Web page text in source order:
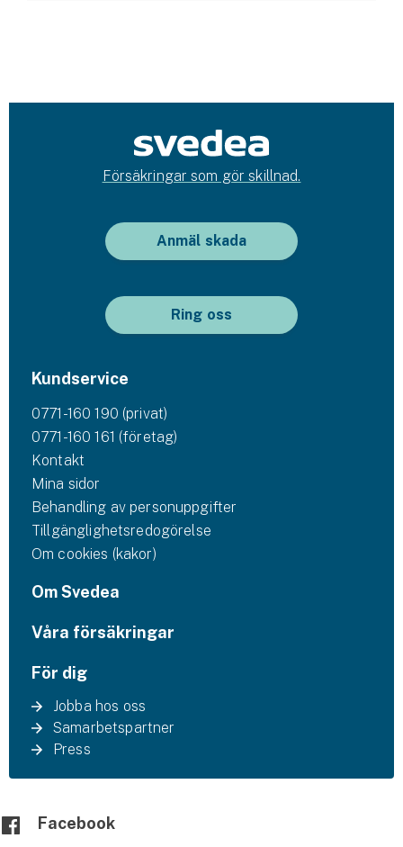
Försäkringar som gör skillnad.
Anmäl skada
Ring oss
Kundservice
0771-160 190 (privat)
0771-160 161 (företag)
Kontakt
Mina sidor
Behandling av personuppgifter
Tillgänglighetsredogörelse
Om cookies (kakor)
Om Svedea
Våra försäkringar
För dig
Jobba hos oss
Samarbetspartner
Press
Facebook